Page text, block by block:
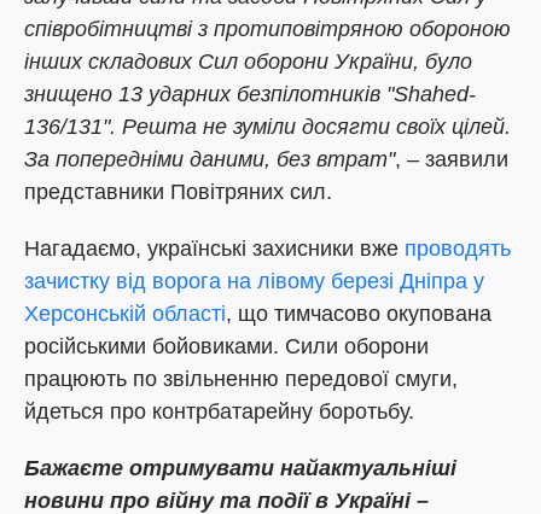
співробітництві з протиповітряною обороною
інших складових Сил оборони України, було
знищено 13 ударних безпілотників "Shahed-
136/131". Решта не зуміли досягти своїх цілей.
За попередніми даними, без втрат", – заявили
представники Повітряних сил.
Нагадаємо, українські захисники вже проводять
зачистку від ворога на лівому березі Дніпра у
Херсонській області, що тимчасово окупована
російськими бойовиками. Сили оборони
працюють по звільненню передової смуги,
йдеться про контрбатарейну боротьбу.
Бажаєте отримувати найактуальніші
новини про війну та події в Україні –